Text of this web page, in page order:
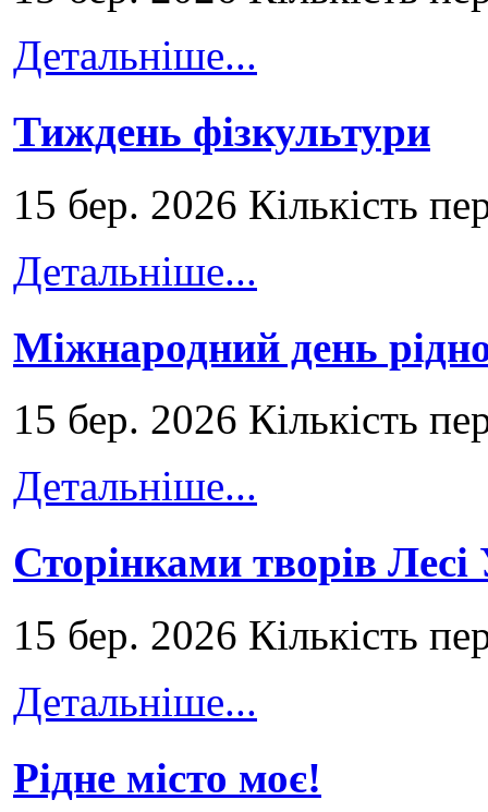
Детальніше...
Тиждень фізкультури
15 бер. 2026 Кількість
Детальніше...
Міжнародний день
15 бер. 2026 Кількість
Детальніше...
Сторінками творів
15 бер. 2026 Кількість
Детальніше...
Рідне місто моє!